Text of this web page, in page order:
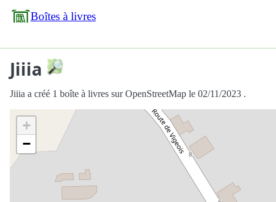
Boîtes à livres
Jiiia
Jiiia a créé 1 boîte à livres sur OpenStreetMap le 02/11/2023 .
+
−